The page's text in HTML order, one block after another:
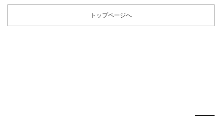
トップページへ